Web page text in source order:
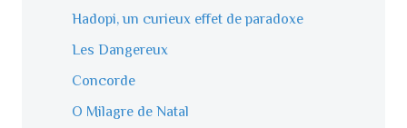
Hadopi, un curieux effet de paradoxe
Les Dangereux
Concorde
O Milagre de Natal